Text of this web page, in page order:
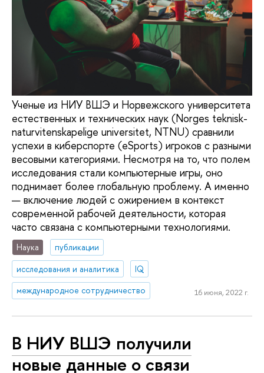
Ученые из НИУ ВШЭ и Норвежского университета
естественных и технических наук (Norges teknisk-
naturvitenskapelige universitet, NTNU) сравнили
успехи в киберспорте (eSports) игроков с разными
весовыми категориями. Несмотря на то, что полем
исследования стали компьютерные игры, оно
поднимает более глобальную проблему. А именно
— включение людей с ожирением в контекст
современной рабочей деятельности, которая
часто связана с компьютерными технологиями.
Наука
публикации
исследования и аналитика
IQ
международное сотрудничество
16 июня, 2022 г.
В НИУ ВШЭ получили
новые данные о связи